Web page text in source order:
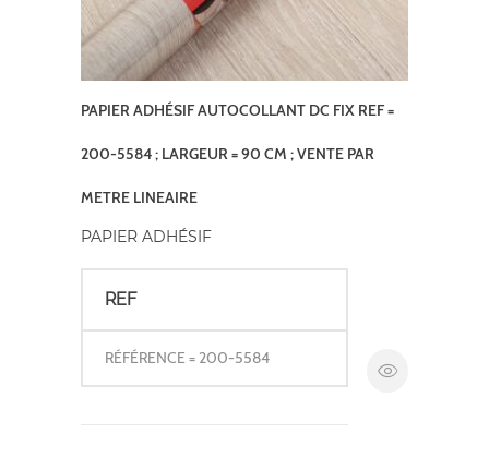
PAPIER ADHÉSIF AUTOCOLLANT DC FIX REF =
200-5584 ; LARGEUR = 90 CM ; VENTE PAR
METRE LINEAIRE
PAPIER ADHÉSIF
REF
RÉFÉRENCE = 200-5584